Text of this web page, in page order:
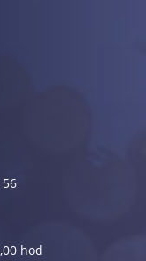
hod